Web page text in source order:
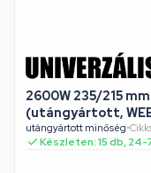
2600W 235/215
(utángyártott,
utángyártott minőség•
Készleten: 15 db,